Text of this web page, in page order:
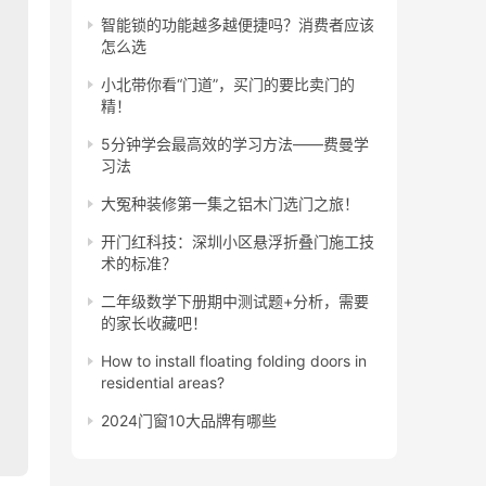
智能锁的功能越多越便捷吗？消费者应该
怎么选
小北带你看“门道”，买门的要比卖门的
精！
5分钟学会最高效的学习方法——费曼学
习法
大冤种装修第一集之铝木门选门之旅！
开门红科技：深圳小区悬浮折叠门施工技
术的标准？
二年级数学下册期中测试题+分析，需要
的家长收藏吧！
How to install floating folding doors in
residential areas?
2024门窗10大品牌有哪些